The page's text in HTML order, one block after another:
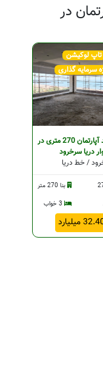
در
تاپ لوکیشن
سرمایه گذاری
پیش خرید آپارتمان 270 متری در
دریا سرخرود
/ خط دریا
270
بنا 270 متر
میلیارد